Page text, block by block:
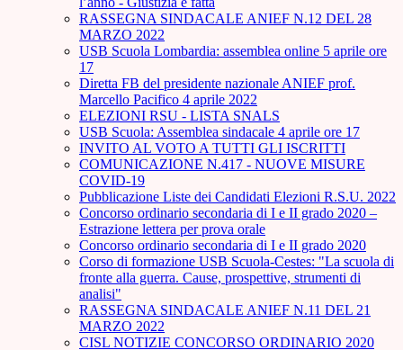
RASSEGNA SINDACALE ANIEF N.12 DEL 28
MARZO 2022
USB Scuola Lombardia: assemblea online 5 aprile ore
17
Diretta FB del presidente nazionale ANIEF prof.
Marcello Pacifico 4 aprile 2022
ELEZIONI RSU - LISTA SNALS
USB Scuola: Assemblea sindacale 4 aprile ore 17
INVITO AL VOTO A TUTTI GLI ISCRITTI
COMUNICAZIONE N.417 - NUOVE MISURE
COVID-19
Pubblicazione Liste dei Candidati Elezioni R.S.U. 2022
Concorso ordinario secondaria di I e II grado 2020 –
Estrazione lettera per prova orale
Concorso ordinario secondaria di I e II grado 2020
Corso di formazione USB Scuola-Cestes: "La scuola di
fronte alla guerra. Cause, prospettive, strumenti di
analisi"
RASSEGNA SINDACALE ANIEF N.11 DEL 21
MARZO 2022
CISL NOTIZIE CONCORSO ORDINARIO 2020